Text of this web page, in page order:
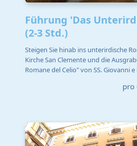
Führung 'Das
(2-3 Std.)
Steigen Sie hinab ins unterirdische
Kirche San Clemente und die
Romane del Celio" von SS. Giovanni e
pro